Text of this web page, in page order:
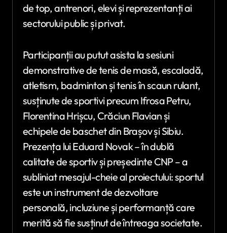
de top, antrenori, elevi și reprezentanți ai
sectorului public și privat.
Participanții au putut asista la sesiuni
demonstrative de tenis de masă, escaladă,
atletism, badminton și tenis în scaun rulant,
susținute de sportivi precum Ifrosa Petru,
Florentina Hrișcu, Crăciun Flavian și
echipele de baschet din Brașov și Sibiu.
Prezența lui Eduard Novak – în dublă
calitate de sportiv și președinte CNP – a
subliniat mesajul-cheie al proiectului: sportul
este un instrument de dezvoltare
personală, incluziune și performanță care
merită să fie susținut de întreaga societate.